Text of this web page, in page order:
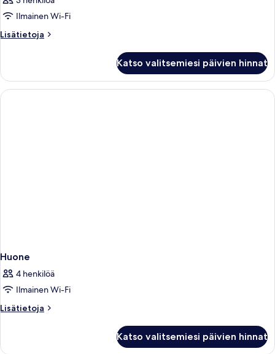
Ilmainen Wi-Fi
Lisätietoja
Lisätietoja
Katso valitsemiesi päivien hinnat
Huone
4 henkilöä
Ilmainen Wi-Fi
Lisätietoja
Lisätietoja
Katso valitsemiesi päivien hinnat